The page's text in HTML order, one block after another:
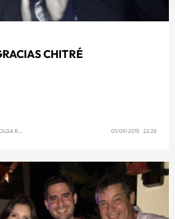
CHITRÉ
REYNA 01/09/2015 22:28